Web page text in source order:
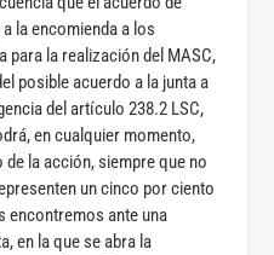
la encomienda a los
para la realización del MASC,
posible acuerdo a la junta a
del artículo 238.2 LSC,
en cualquier momento,
la acción, siempre que no
un cinco por ciento
encontremos ante una
en la que se abra la